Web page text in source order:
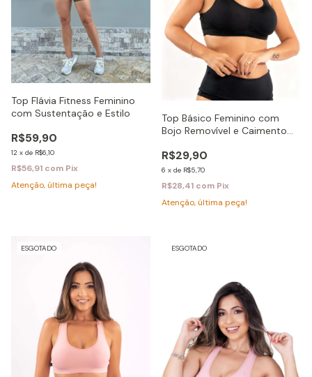
Top Flávia Fitness Feminino
com Sustentação e Estilo
R$59,90
12 x de R$6,10
R$56,91 com Pix
Atenção, última peça!
Top Básico Feminino com
Bojo Removível e Caimento
R$29,90
6 x de R$5,70
R$28,41 com Pix
Atenção, última peça!
ESGOTADO ESGOTADO